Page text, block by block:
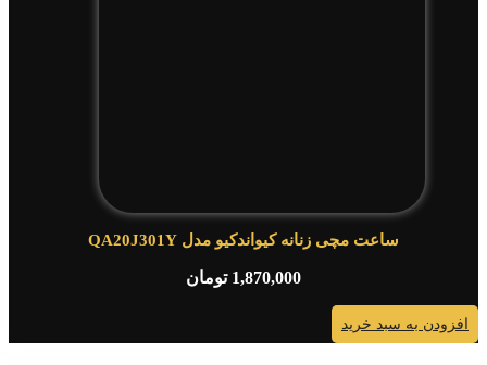
ساعت مچی زنانه کیواندکیو مدل QA20J301Y
1,870,000 تومان
افزودن به سبد خرید